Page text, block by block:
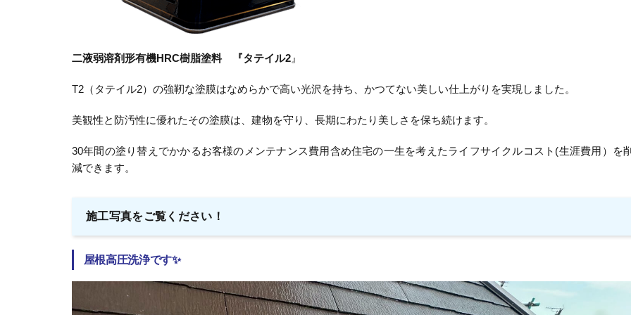
二液弱溶剤形有機HRC樹脂塗料 『タテイル2 』
T2（タテイル2）の強靭な塗膜はなめらかで高い光沢を持ち、かつてない美しい仕上がりを実現しました。
美観性と防汚性に優れたその塗膜は、建物を守り、長期にわたり美しさを保ち続けます。
30年間の塗り替えでかかるお客様のメンテナンス費用含め住宅の一生を考えたライフサイクルコスト(生涯費用）を
減できます。
施工写真をご覧ください！
屋根高圧洗浄です✨